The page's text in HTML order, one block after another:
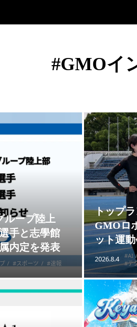
#GMOイ
ループ陸上
手と志學館
内定を発表
#スポーツ #速報
トップ
GMOロ
ット運
2026.8.4 #AI
#テ